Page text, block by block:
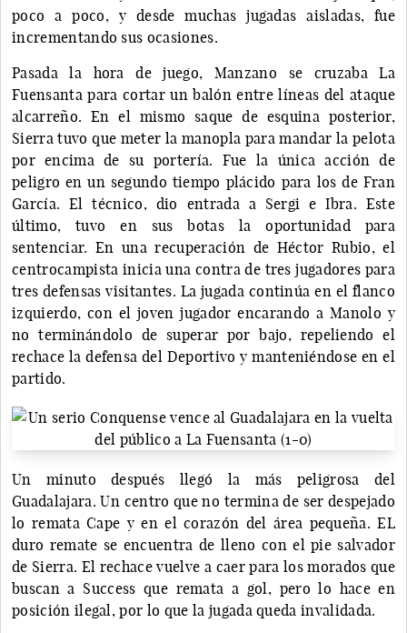
poco a poco, y desde muchas jugadas aisladas, fue
incrementando sus ocasiones.
Pasada la hora de juego, Manzano se cruzaba La
Fuensanta para cortar un balón entre líneas del ataque
alcarreño. En el mismo saque de esquina posterior,
Sierra tuvo que meter la manopla para mandar la pelota
por encima de su portería. Fue la única acción de
peligro en un segundo tiempo plácido para los de Fran
García. El técnico, dio entrada a Sergi e Ibra. Este
último, tuvo en sus botas la oportunidad para
sentenciar. En una recuperación de Héctor Rubio, el
centrocampista inicia una contra de tres jugadores para
tres defensas visitantes. La jugada continúa en el flanco
izquierdo, con el joven jugador encarando a Manolo y
no terminándolo de superar por bajo, repeliendo el
rechace la defensa del Deportivo y manteniéndose en el
partido.
Un minuto después llegó la más peligrosa del
Guadalajara. Un centro que no termina de ser despejado
lo remata Cape y en el corazón del área pequeña. EL
duro remate se encuentra de lleno con el pie salvador
de Sierra. El rechace vuelve a caer para los morados que
buscan a Success que remata a gol, pero lo hace en
posición ilegal, por lo que la jugada queda invalidada.